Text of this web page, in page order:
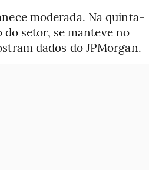
moderada. Na quinta-
setor, se manteve no
dados do JPMorgan.